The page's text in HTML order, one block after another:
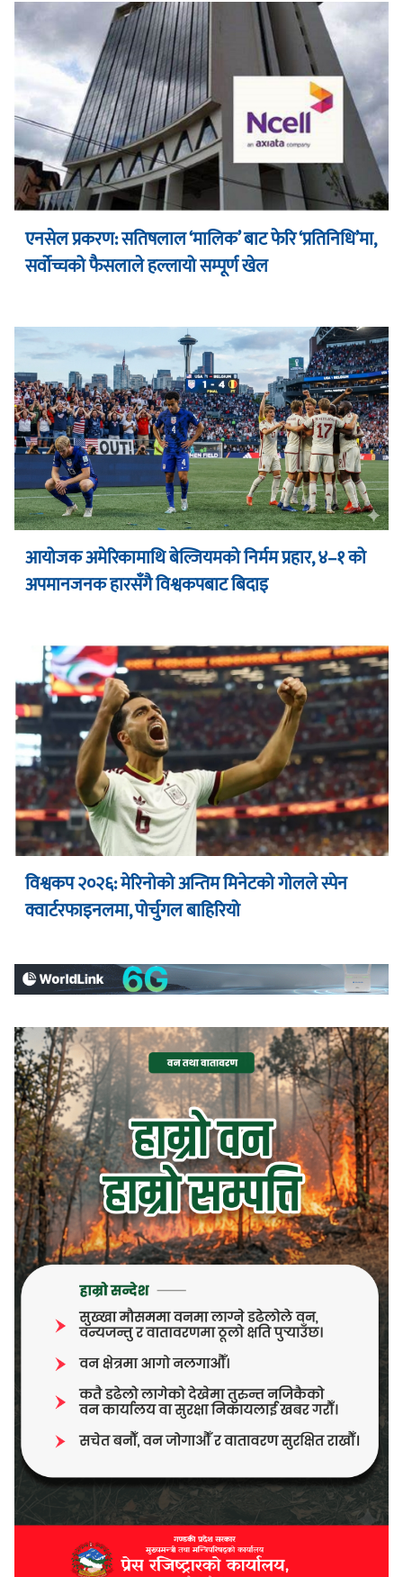
एनसेल प्रकरण: सतिषलाल ‘मालिक’ बाट फेरि ‘प्रतिनिधि’मा,
सर्वोच्चको फैसलाले हल्लायो सम्पूर्ण खेल
आयोजक अमेरिकामाथि बेल्जियमको निर्मम प्रहार, ४–१ को
अपमानजनक हारसँगै विश्वकपबाट बिदाइ
विश्वकप २०२६: मेरिनोको अन्तिम मिनेटको गोलले स्पेन
क्वार्टरफाइनलमा, पोर्चुगल बाहिरियो